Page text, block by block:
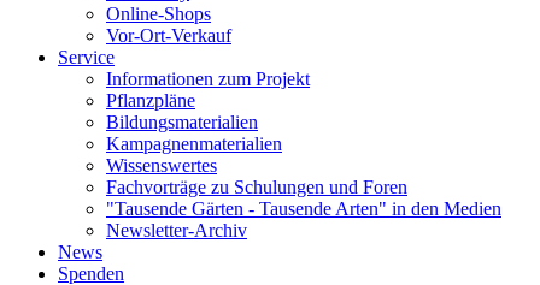
Online-Shops
Vor-Ort-Verkauf
Service
Informationen zum Projekt
Pflanzpläne
Bildungsmaterialien
Kampagnenmaterialien
Wissenswertes
Fachvorträge zu Schulungen und Foren
"Tausende Gärten - Tausende Arten" in den Medien
Newsletter-Archiv
News
Spenden